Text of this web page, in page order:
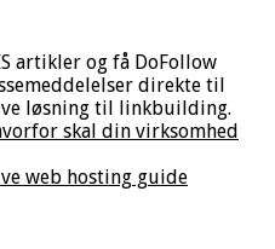
artikler og få DoFollow
direkte til
løsning til linkbuilding.
skal din virksomhed
web hosting guide